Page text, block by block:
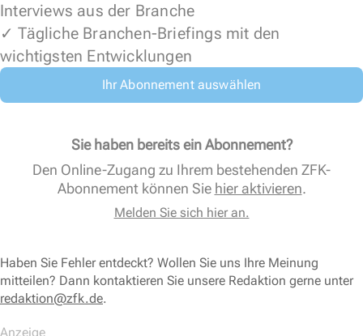
Interviews aus der Branche
✓ Tägliche Branchen-Briefings mit den
wichtigsten Entwicklungen
Ihr Abonnement auswählen
Sie haben bereits ein Abonnement?
Den Online-Zugang zu Ihrem bestehenden ZFK-
Abonnement können Sie hier aktivieren.
Melden Sie sich hier an.
Haben Sie Fehler entdeckt? Wollen Sie uns Ihre Meinung
mitteilen? Dann kontaktieren Sie unsere Redaktion gerne unter
redaktion@zfk.de.